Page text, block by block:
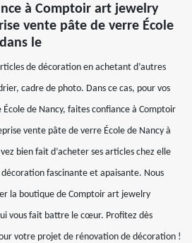
à Comptoir art jewelry
vente pâte de verre École
le
de décoration en achetant d’autres
cadre de photo. Dans ce cas, pour vos
de Nancy, faites confiance à Comptoir
vente pâte de verre École de Nancy à
bien fait d’acheter ses articles chez elle
décoration fascinante et apaisante. Nous
la boutique de Comptoir art jewelry
vous fait battre le cœur. Profitez dès
votre projet de rénovation de décoration !